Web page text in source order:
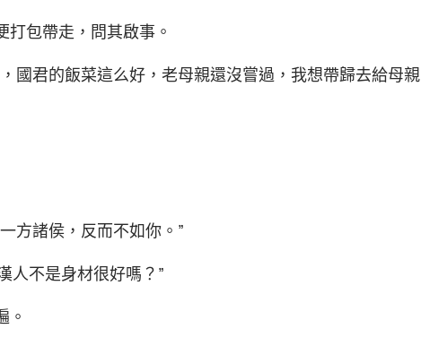
包帶走，問其啟事。
國君的飯菜這么好，老母親還沒嘗過，我想帶歸去給母親
方諸侯，反而不如你。”
人不是身材很好嗎？”
。